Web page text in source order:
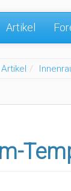
Artikel
Artikel